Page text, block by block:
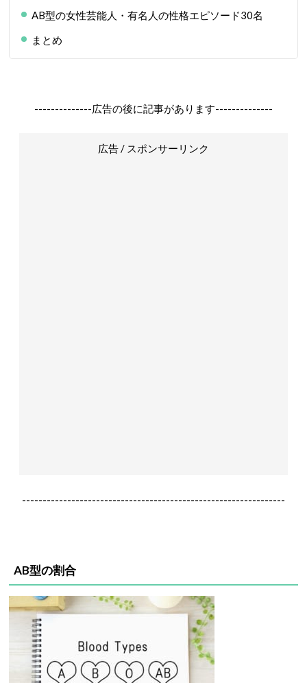
AB型の女性芸能人・有名人の性格エピソード30名
まとめ
--------------広告の後に記事があります--------------
広告 / スポンサーリンク
----------------------------------------------------------------
AB型の割合